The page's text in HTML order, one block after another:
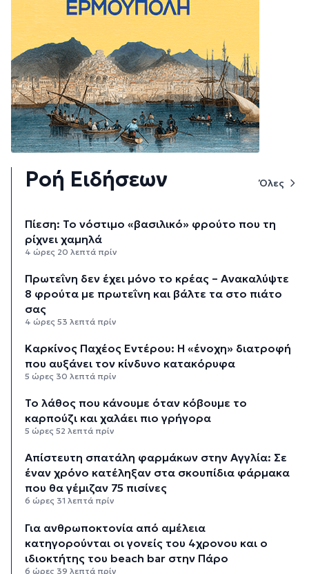
Ροή Ειδήσεων Όλες
Πίεση: Το νόστιμο «βασιλικό» φρούτο που τη
ρίχνει χαμηλά
4 ώρες 20 λεπτά πρίν
Πρωτεΐνη δεν έχει μόνο το κρέας – Ανακαλύψτε
8 φρούτα με πρωτεΐνη και βάλτε τα στο πιάτο
σας
4 ώρες 53 λεπτά πρίν
Καρκίνος Παχέος Εντέρου: Η «ένοχη» διατροφή
που αυξάνει τον κίνδυνο κατακόρυφα
5 ώρες 30 λεπτά πρίν
Το λάθος που κάνουμε όταν κόβουμε το
καρπούζι και χαλάει πιο γρήγορα
5 ώρες 52 λεπτά πρίν
Απίστευτη σπατάλη φαρμάκων στην Αγγλία: Σε
έναν χρόνο κατέληξαν στα σκουπίδια φάρμακα
που θα γέμιζαν 75 πισίνες
6 ώρες 31 λεπτά πρίν
Για ανθρωποκτονία από αμέλεια
κατηγορούνται οι γονείς του 4χρονου και ο
ιδιοκτήτης του beach bar στην Πάρο
6 ώρες 39 λεπτά πρίν